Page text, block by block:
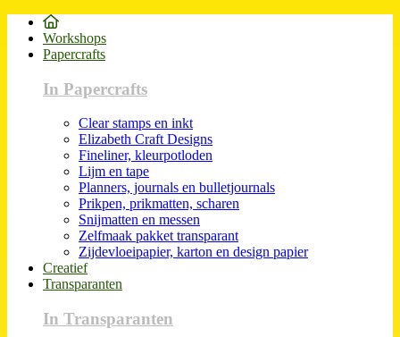
Workshops
Papercrafts
In Papercrafts
Clear stamps en inkt
Elizabeth Craft Designs
Fineliner, kleurpotloden
Lijm en tape
Planners, journals en bulletjournals
Prikpen, prikmatten, scharen
Snijmatten en messen
Zelfmaak pakket transparant
Zijdevloeipapier, karton en design papier
Creatief
Transparanten
In Transparanten